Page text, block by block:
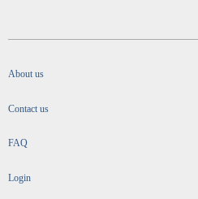
About us
Contact us
FAQ
Login